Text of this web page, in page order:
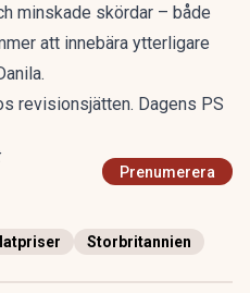
minskade skördar – både
att innebära ytterligare
revisionsjätten. Dagens PS
Prenumerera
Storbritannien